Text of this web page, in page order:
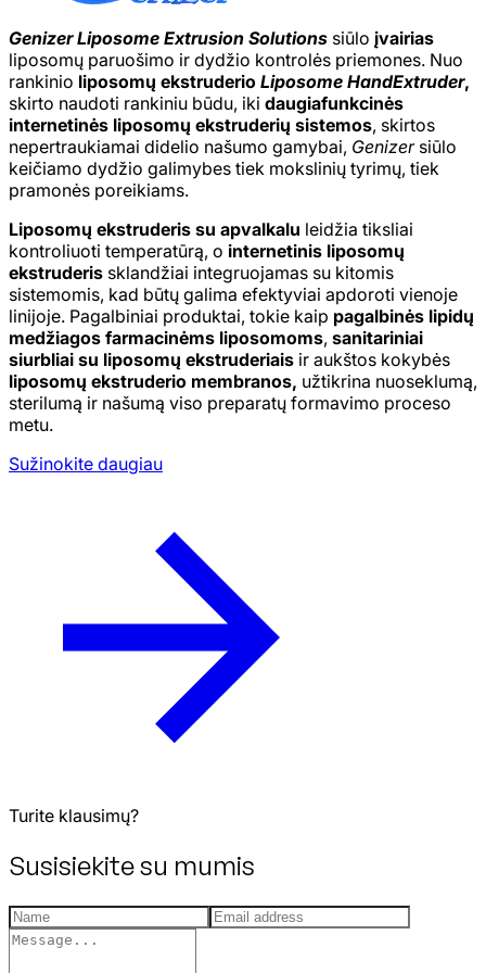
Genizer Liposome Extrusion Solutions siūlo įvairias
liposomų paruošimo ir dydžio kontrolės priemones. Nuo
rankinio liposomų ekstruderio Liposome HandExtruder,
skirto naudoti rankiniu būdu, iki daugiafunkcinės
internetinės liposomų ekstruderių sistemos, skirtos
nepertraukiamai didelio našumo gamybai, Genizersiūlo
keičiamo dydžio galimybes tiek mokslinių tyrimų, tiek
pramonės poreikiams.
Liposomų ekstruderis su apvalkalu leidžia tiksliai
kontroliuoti temperatūrą, o internetinis liposomų
ekstruderis sklandžiai integruojamas su kitomis
sistemomis, kad būtų galima efektyviai apdoroti vienoje
linijoje. Pagalbiniai produktai, tokie kaip pagalbinės lipidų
medžiagos farmacinėms liposomoms, sanitariniai
siurbliai su liposomų ekstruderiais ir aukštos kokybės
liposomų ekstruderio membranos, užtikrina nuoseklumą,
sterilumą ir našumą viso preparatų formavimo proceso
metu.
Sužinokite daugiau
Turite klausimų?
Susisiekite su mumis